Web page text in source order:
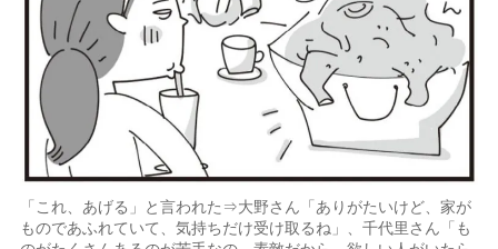
「これ、あげる」と言われた⇒大野さん「ありがたいけど、家が
ものであふれていて、気持ちだけ受け取るね」、千代里さん「も